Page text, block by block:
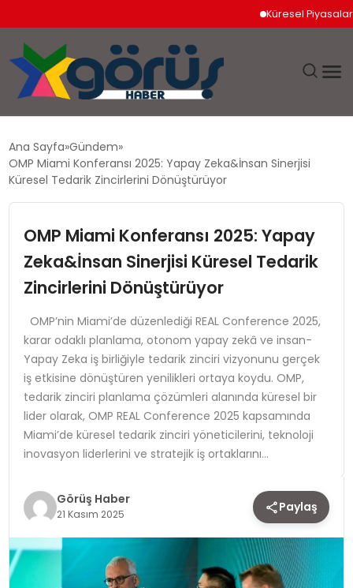
Küresel Piyasalarda
EKONOMI
MAGAZIN
SPOR
TEKNOLOJI
YAŞAM
Ana Sayfa Gündem
OMP Miami Konferansı 2025: Yapay Zeka&İnsan Sinerjisi
Küresel Tedarik Zincirlerini Dönüştürüyor
OMP Miami Konferansı 2025: Yapay
Zeka&İnsan Sinerjisi Küresel Tedarik
Zincirlerini Dönüştürüyor
OMP’nin Miami’de düzenlediği REAL Conference 2025,
karar odaklı planlama, otonom yapay zekâ ve insan-
Yapay Zeka iş birliğiyle tedarik zinciri vizyonunu gerçek
iş etkisine dönüştüren yenilikleri ortaya koydu. OMP,
tedarik zinciri planlama çözümleri alanında küresel bir
lider olarak, OMP REAL Conference 2025 kapsamında
Miami’de küresel tedarik zinciri yöneticilerini, teknoloji
inovasyon liderlerini ve stratejik iş ortaklarını…
Görüş Haber
21 Kasım 2025 Paylaş